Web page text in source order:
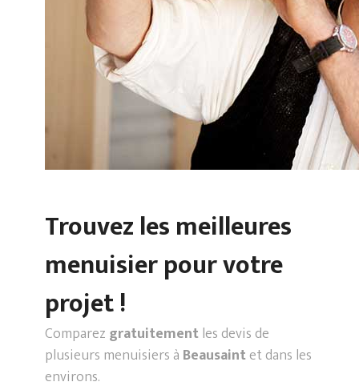
Trouvez les meilleures
menuisier pour votre
projet !
Comparez gratuitementles devis de
plusieurs menuisiers à Beausaintet dans les
environs.